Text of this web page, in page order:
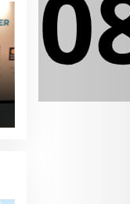
Berkeadilan di